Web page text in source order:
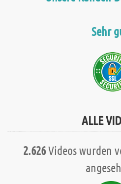
Sehr
ALLE
2.626Videos wurden